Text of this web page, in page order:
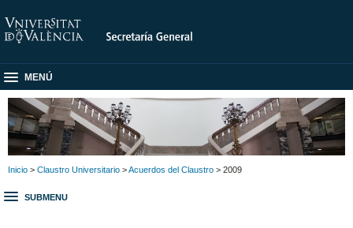
MENÚ
Inicio > Claustro Universitario >Acuerdos del Claustro > 2009
SUBMENU